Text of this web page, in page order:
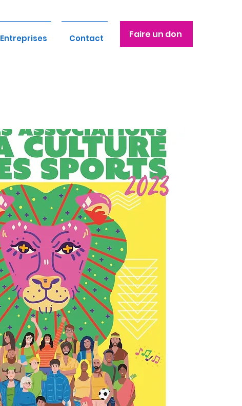
Entreprises Contact Faire un don